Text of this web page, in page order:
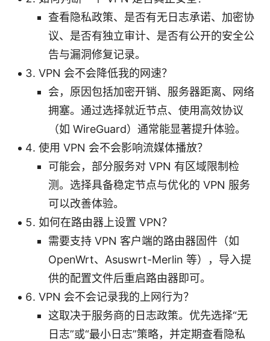
查看隐私政策、是否有无日志承诺、加密协
议、是否有独立审计、是否有公开的安全公
告与漏洞修复记录。
VPN 会不会降低我的网速？
会，原因包括加密开销、服务器距离、网络
拥塞。通过选择就近节点、使用高效协议
（如 WireGuard）通常能显著提升体验。
使用 VPN 会不会影响流媒体播放？
可能会，部分服务对 VPN 有区域限制检
测。选择具备稳定节点与优化的 VPN 服务
可以改善体验。
如何在路由器上设置 VPN？
需要支持 VPN 客户端的路由器固件（如
OpenWrt、Asuswrt-Merlin 等），导入提
供的配置文件后重启路由器即可。
VPN 会不会记录我的上网行为？
这取决于服务商的日志政策。优先选择“无
日志”或“最小日志”策略，并定期查看隐私